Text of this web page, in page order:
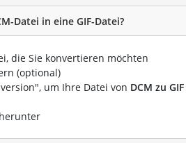
Datei in eine GIF-Datei?
die Sie konvertieren möchten
(optional)
um Ihre Datei von DCM zu GIF